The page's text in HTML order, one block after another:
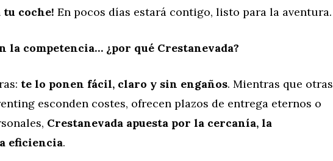
tu coche! En pocos días estará contigo, listo para la aventura.
la competencia… ¿por qué Crestanevada?
te lo ponen fácil, claro y sin engaños. Mientras que otras
esconden costes, ofrecen plazos de entrega eternos o
Crestanevada apuesta por la cercanía, la
eficiencia.